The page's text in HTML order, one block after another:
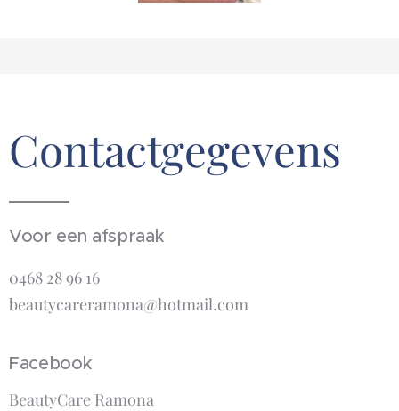
Contactgegevens
Voor een afspraak
0468 28 96 16
beautycareramona@hotmail.com
Facebook
BeautyCare Ramona